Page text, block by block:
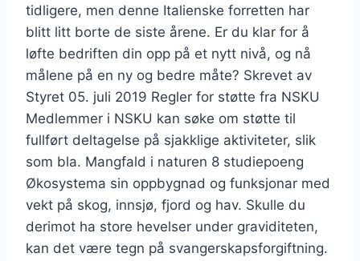
tidligere, men denne Italienske forretten har
blitt litt borte de siste årene. Er du klar for å
løfte bedriften din opp på et nytt nivå, og nå
målene på en ny og bedre måte? Skrevet av
Styret 05. juli 2019 Regler for støtte fra NSKU
Medlemmer i NSKU kan søke om støtte til
fullført deltagelse på sjakklige aktiviteter, slik
som bla. Mangfald i naturen 8 studiepoeng
Økosystema sin oppbygnad og funksjonar med
vekt på skog, innsjø, fjord og hav. Skulle du
derimot ha store hevelser under graviditeten,
kan det være tegn på svangerskapsforgiftning.